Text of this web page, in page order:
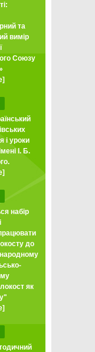
та
вимір
Союзу
і уроки
І. Б.
набір
до
як